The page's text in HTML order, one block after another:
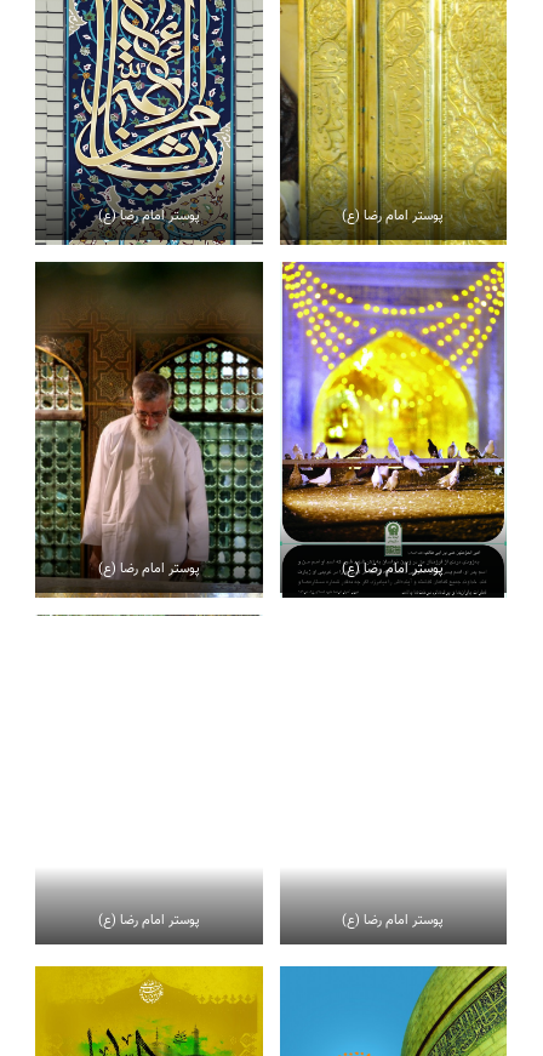
پوستر امام رضا (ع) پوستر امام رضا (ع)
پوستر امام رضا (ع) پوستر امام رضا (ع)
پوستر امام رضا (ع) پوستر امام رضا (ع)